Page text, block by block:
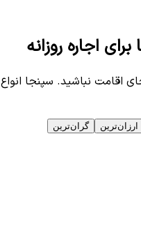
برای اجاره روزانه
اقامت نباشید. سپنجا انواع
ارزان‌ترین گران‌ترین